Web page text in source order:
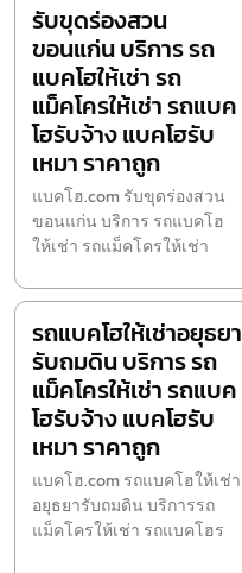
รับขุดร่องสวน
ขอนแก่น บริการ รถ
แบคโฮให้เช่า รถ
แม็คโครให้เช่า รถแบค
โฮรับจ้าง แบคโฮรับ
เหมา ราคาถูก
แบคโฮ.com รับขุดร่องสวน
ขอนแก่น บริการ รถแบคโฮ
ให้เช่า รถแม็คโครให้เช่า
รถแบคโฮให้เช่าอยุธยา
รับถมดิน บริการ รถ
แม็คโครให้เช่า รถแบค
โฮรับจ้าง แบคโฮรับ
เหมา ราคาถูก
แบคโฮ.com รถแบคโฮให้เช่า
อยุธยารับถมดิน บริการรถ
แม็คโครให้เช่า รถแบคโฮร